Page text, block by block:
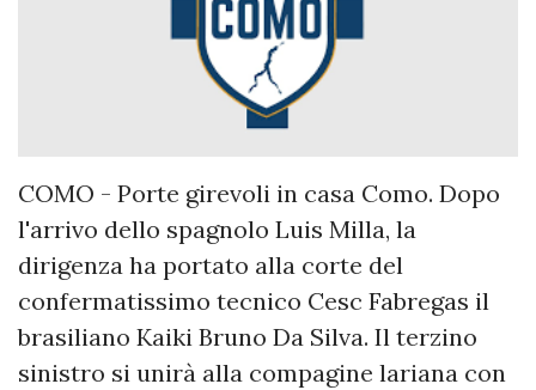
COMO - Porte girevoli in casa Como. Dopo
l'arrivo dello spagnolo Luis Milla, la
dirigenza ha portato alla corte del
confermatissimo tecnico Cesc Fabregas il
brasiliano Kaiki Bruno Da Silva. Il terzino
sinistro si unirà alla compagine lariana con